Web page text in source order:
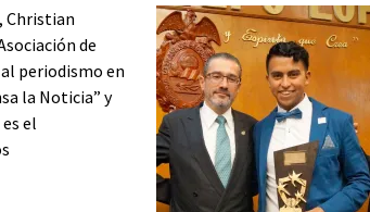
Christian
de
periodismo en
la Noticia” y
el